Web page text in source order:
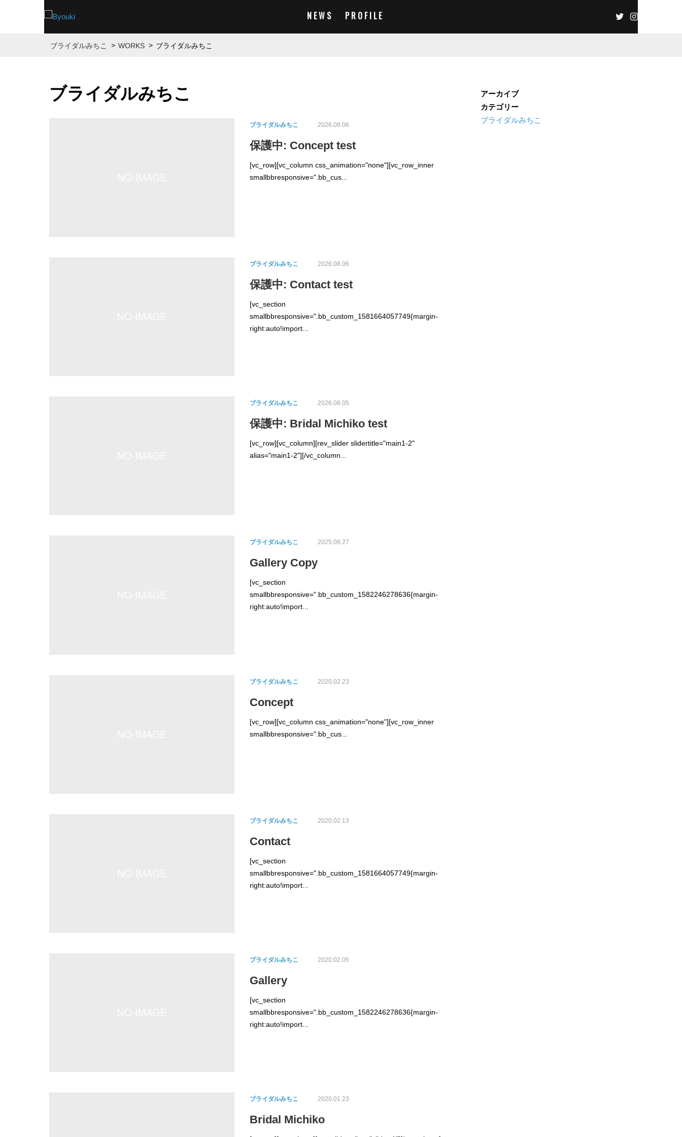
NEWS PROFILE
ブライダルみちこ > WORKS > ブライダルみちこ
ブライダルみちこ
ブライダルみちこ 2026.08.06
保護中: Concept test
[vc_row][vc_column css_animation="none"][vc_row_inner
smallbbresponsive=".bb_cus...
ブライダルみちこ 2026.08.06
保護中: Contact test
[vc_section
smallbbresponsive=".bb_custom_1581664057749{margin-
right:auto!import...
ブライダルみちこ 2026.08.05
保護中: Bridal Michiko test
[vc_row][vc_column][rev_slider slidertitle="main1-2"
alias="main1-2"][/vc_column...
ブライダルみちこ 2025.08.27
Gallery Copy
[vc_section
smallbbresponsive=".bb_custom_1582246278636{margin-
right:auto!import...
ブライダルみちこ 2020.02.23
Concept
[vc_row][vc_column css_animation="none"][vc_row_inner
smallbbresponsive=".bb_cus...
ブライダルみちこ 2020.02.13
Contact
[vc_section
smallbbresponsive=".bb_custom_1581664057749{margin-
right:auto!import...
ブライダルみちこ 2020.02.05
Gallery
[vc_section
smallbbresponsive=".bb_custom_1582246278636{margin-
right:auto!import...
ブライダルみちこ 2020.01.23
Bridal Michiko
アーカイブ
カテゴリー
ブライダルみちこ